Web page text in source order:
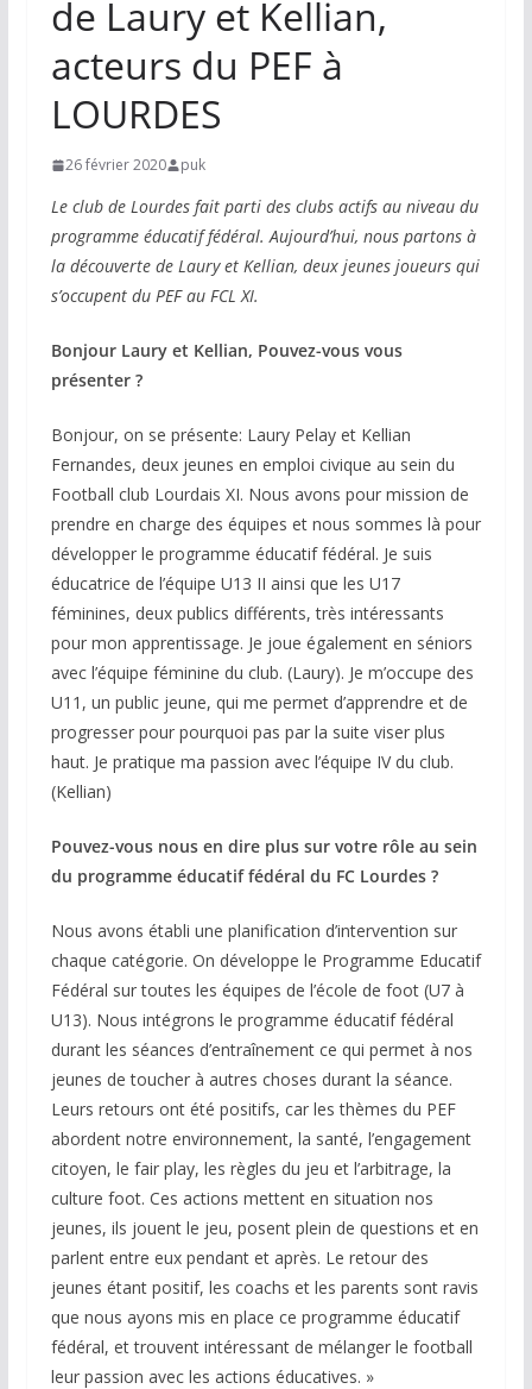
de Laury et Kellian,
acteurs du PEF à
LOURDES
26 février 2020 puk
Le club de Lourdes fait parti des clubs actifs au niveau du
programme éducatif fédéral. Aujourd’hui, nous partons à
la découverte de Laury et Kellian, deux jeunes joueurs qui
s’occupent du PEF au FCL XI.
Bonjour Laury et Kellian, Pouvez-vous vous
présenter ?
Bonjour, on se présente: Laury Pelay et Kellian
Fernandes, deux jeunes en emploi civique au sein du
Football club Lourdais XI. Nous avons pour mission de
prendre en charge des équipes et nous sommes là pour
développer le programme éducatif fédéral. Je suis
éducatrice de l’équipe U13 II ainsi que les U17
féminines, deux publics différents, très intéressants
pour mon apprentissage. Je joue également en séniors
avec l’équipe féminine du club. (Laury). Je m’occupe des
U11, un public jeune, qui me permet d’apprendre et de
progresser pour pourquoi pas par la suite viser plus
haut. Je pratique ma passion avec l’équipe IV du club.
(Kellian)
Pouvez-vous nous en dire plus sur votre rôle au sein
du programme éducatif fédéral du FC Lourdes ?
Nous avons établi une planification d’intervention sur
chaque catégorie. On développe le Programme Educatif
Fédéral sur toutes les équipes de l’école de foot (U7 à
U13). Nous intégrons le programme éducatif fédéral
durant les séances d’entraînement ce qui permet à nos
jeunes de toucher à autres choses durant la séance.
Leurs retours ont été positifs, car les thèmes du PEF
abordent notre environnement, la santé, l’engagement
citoyen, le fair play, les règles du jeu et l’arbitrage, la
culture foot. Ces actions mettent en situation nos
jeunes, ils jouent le jeu, posent plein de questions et en
parlent entre eux pendant et après. Le retour des
jeunes étant positif, les coachs et les parents sont ravis
que nous ayons mis en place ce programme éducatif
fédéral, et trouvent intéressant de mélanger le football
leur passion avec les actions éducatives. »